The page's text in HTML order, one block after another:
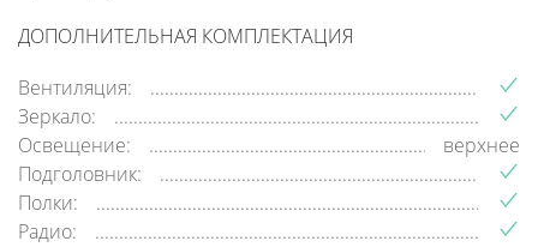
ДОПОЛНИТЕЛЬНАЯ КОМПЛЕКТАЦИЯ
Вентиляция:
Зеркало:
Освещение:
верхнее
Подголовник:
Полки:
Радио: